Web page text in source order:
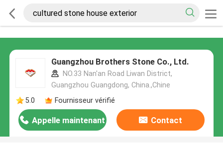
Guangzhou Brothers Stone Co., Ltd.
NO.33 Nan'an Road Liwan District,
Guangzhou Guangdong, China.,Chine
5.0
Fournisseur vérifié
Appelle maintenant Contact